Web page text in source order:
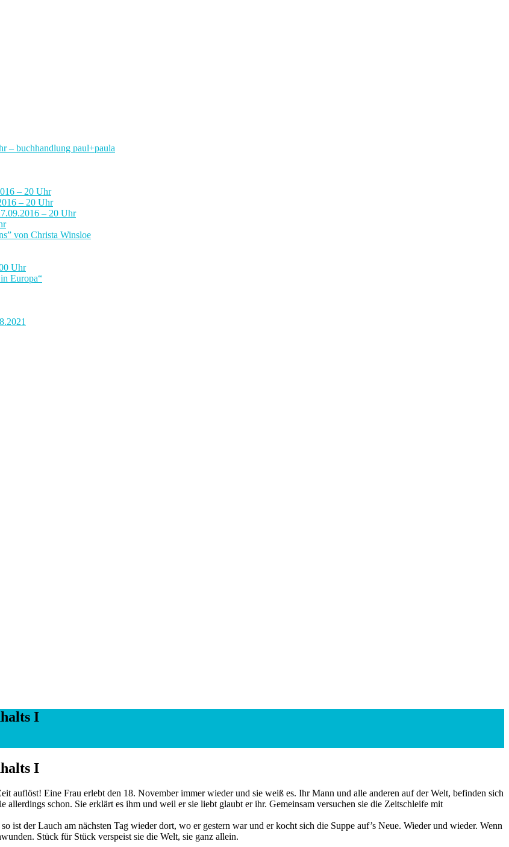
– buchhandlung paul+paula
– 20 Uhr
– 20 Uhr
– 20 Uhr
von Christa Winsloe
Uhr
Europa“
I
I
auflöst! Eine Frau erlebt den 18. November immer wieder und sie weiß es. Ihr Mann und alle anderen auf der Welt, befinden sich
schon. Sie erklärt es ihm und weil er sie liebt glaubt er ihr. Gemeinsam versuchen sie die Zeitschleife mit
ist der Lauch am nächsten Tag wieder dort, wo er gestern war und er kocht sich die Suppe auf’s Neue. Wieder und wieder. Wenn
Stück für Stück verspeist sie die Welt, sie ganz allein.